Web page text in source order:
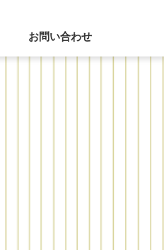
お問い合わせ